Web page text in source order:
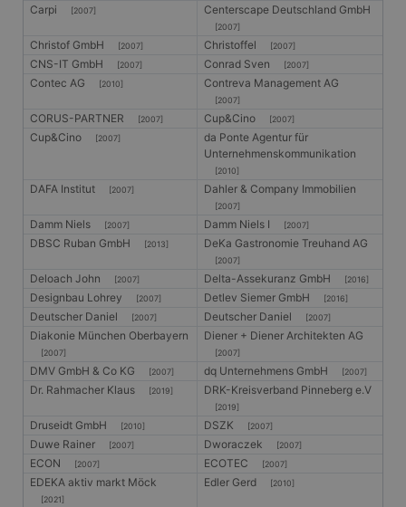
Carpi [2007] Centerscape Deutschland GmbH
[2007]
Christof GmbH [2007] Christoffel [2007]
CNS-IT GmbH [2007] Conrad Sven [2007]
Contec AG [2010] Contreva Management AG
[2007]
CORUS-PARTNER [2007] Cup&Cino [2007]
Cup&Cino [2007]
da Ponte Agentur für
Unternehmenskommunikation
[2010]
DAFA Institut [2007] Dahler & Company Immobilien
[2007]
Damm Niels [2007] Damm Niels I [2007]
DBSC Ruban GmbH [2013] DeKa Gastronomie Treuhand AG
[2007]
Deloach John [2007] Delta-Assekuranz GmbH [2016]
Designbau Lohrey [2007] Detlev Siemer GmbH [2016]
Deutscher Daniel [2007] Deutscher Daniel [2007]
Diakonie München Oberbayern
[2007]
Diener + Diener Architekten AG
[2007]
DMV GmbH & Co KG [2007] dq Unternehmens GmbH [2007]
Dr. Rahmacher Klaus [2019] DRK-Kreisverband Pinneberg e.V
[2019]
Druseidt GmbH [2010] DSZK [2007]
Duwe Rainer [2007] Dworaczek [2007]
ECON [2007] ECOTEC [2007]
EDEKA aktiv markt Möck
[2021]
Edler Gerd [2010]